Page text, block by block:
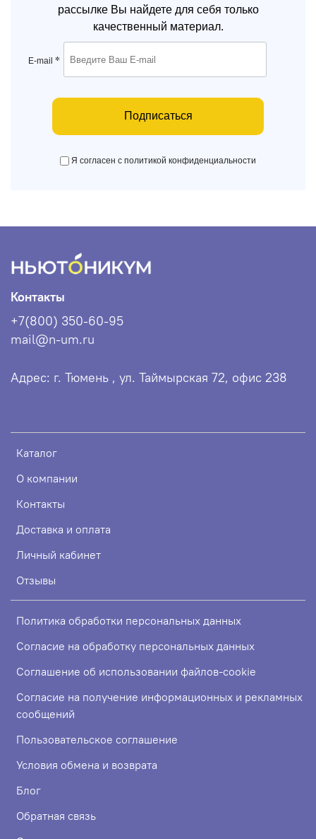
рассылке Вы найдете для себя только
качественный материал.
E-mail *
Подписаться
Я согласен с политикой конфиденциальности
Каталог
О компании
Контакты
Доставка и оплата
Личный кабинет
Отзывы
Политика обработки персональных данных
Согласие на обработку персональных данных
Соглашение об использовании файлов-cookie
Согласие на получение информационных и рекламных
сообщений
Пользовательское соглашение
Условия обмена и возврата
Блог
Обратная связь
Контакты
+7(800) 350-60-95
mail@n-um.ru
Адрес: г. Тюмень , ул. Таймырская 72, офис 238